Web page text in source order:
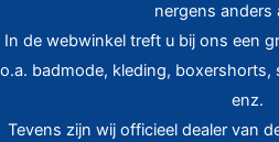
nergens anders
In de webwinkel treft u bij ons een
o.a. badmode, kleding, boxershorts,
enz.
Tevens zijn wij officieel dealer van